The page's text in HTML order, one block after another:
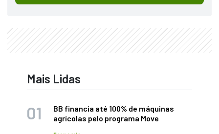
Mais Lidas
BB financia até 100% de máquinas
agrícolas pelo programa Move